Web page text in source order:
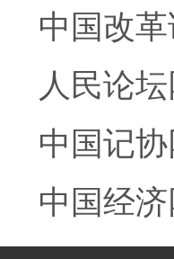
中国改
人民论
中国记
中国经